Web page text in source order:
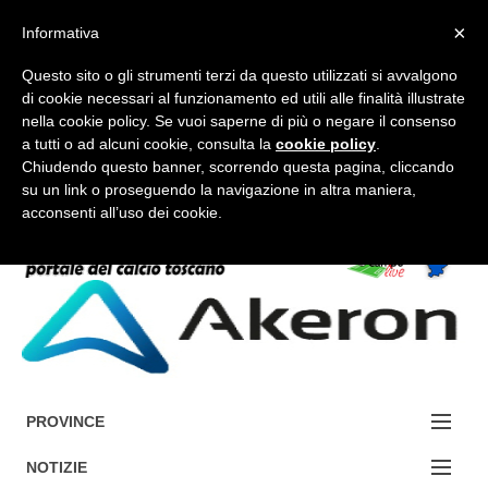
FORUM-ACCEDI
Accedi / Registrati
PROVINCE
EDIZIONE:
NOTIZIE
×
Informativa
Questo sito o gli strumenti terzi da questo utilizzati si avvalgono
di cookie necessari al funzionamento ed utili alle finalità illustrate
nella cookie policy. Se vuoi saperne di più o negare il consenso
a tutti o ad alcuni cookie, consulta la cookie policy
Chiudendo questo banner, scorrendo questa pagina, cliccando
su un link o proseguendo la navigazione in altra maniera,
acconsenti all’uso dei cookie.